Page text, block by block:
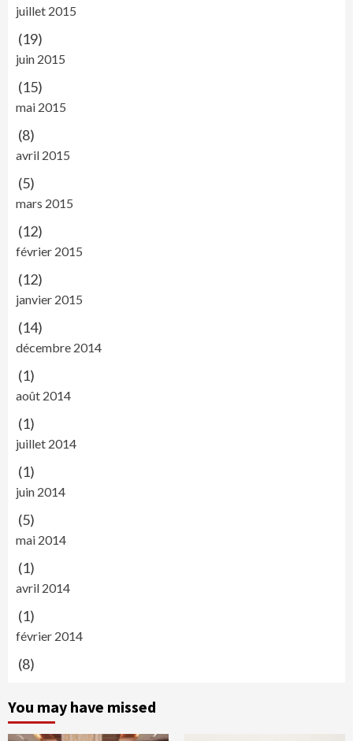
juillet 2015
(19)
juin 2015
(15)
mai 2015
(8)
avril 2015
(5)
mars 2015
(12)
février 2015
(12)
janvier 2015
(14)
décembre 2014
(1)
août 2014
(1)
juillet 2014
(1)
juin 2014
(5)
mai 2014
(1)
avril 2014
(1)
février 2014
(8)
You may have missed